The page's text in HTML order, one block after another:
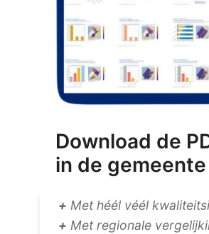
Download de
in de
+ Met héél véél
+ Met regionale